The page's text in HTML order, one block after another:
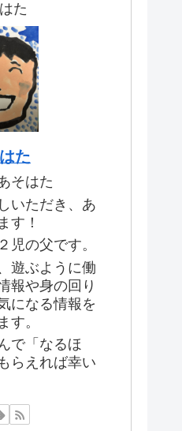
た
た
そはた
いただき、あ
す！
児の父です。
遊ぶように働
報や身の回り
になる情報を
す。
で「なるほ
らえれば幸い